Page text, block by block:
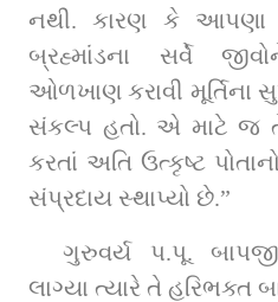
નથી. કારણ કે આપણા
બ્રહ્માંડના સર્વે
ઓળખાણ કરાવી મૂર્તિના
સંકલ્પ હતો. એ માટે જ
કરતાં અતિ ઉત્કૃષ્ટ
સંપ્રદાય સ્થાપ્યો છે.”
ગુરુવર્ય પ.પૂ.
લાગ્યા ત્યારે તે હરિભક્ત